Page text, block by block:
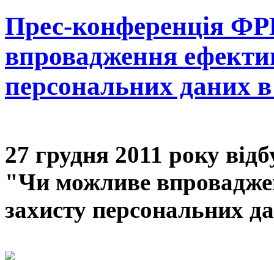
Прес-конференція
впровадження
персональних даних
27 грудня 2011 року
"Чи можливе
захисту персональних